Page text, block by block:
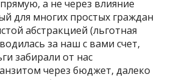
а не через влияние
для многих простых граждан
абстракцией (льготная
за наш с вами счет,
забирали от нас
через бюджет, далеко